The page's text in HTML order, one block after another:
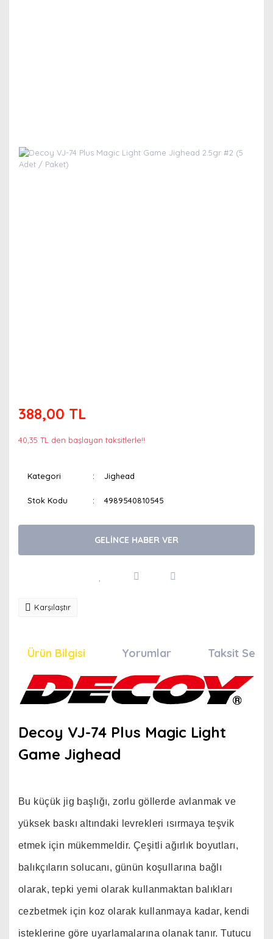
388,00 TL
40,35 TL den başlayan taksitlerle!!
Kategori Jighead
Stok Kodu 4989540810545
GELİNCE HABER VER
Karşılaştır
Ürün Bilgisi Yorumlar Taksit
Decoy VJ-74 Plus Magic Light
Game Jighead
Bu küçük jig başlığı, zorlu göllerde avlanmak ve
yüksek baskı altındaki levrekleri ısırmaya teşvik
etmek için mükemmeldir. Çeşitli ağırlık boyutları,
balıkçıların solucanı, günün koşullarına bağlı
olarak, tepki yemi olarak kullanmaktan balıkları
cezbetmek için koz olarak kullanmaya kadar, kendi
isteklerine göre uyarlamalarına olanak tanır. Tutucu